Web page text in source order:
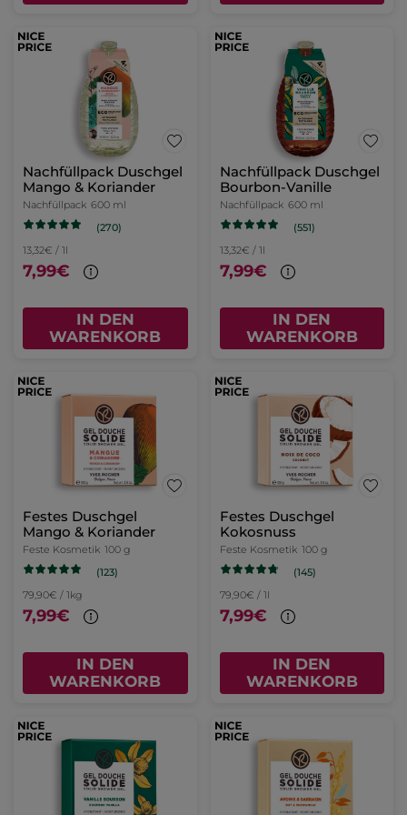
Nachfüllpack Duschgel
Mango & Koriander
Nachfüllpack 600 ml
(270)
13,32€ / 1l
7,99€
IN DEN
WARENKORB
Nachfüllpack Duschgel
Bourbon-Vanille
Nachfüllpack 600 ml
(551)
13,32€ / 1l
7,99€
IN DEN
WARENKORB
Festes Duschgel
Mango & Koriander
Feste Kosmetik 100 g
(123)
79,90€ / 1kg
7,99€
IN DEN
WARENKORB
Festes Duschgel
Kokosnuss
Feste Kosmetik 100 g
(145)
79,90€ / 1l
7,99€
IN DEN
WARENKORB